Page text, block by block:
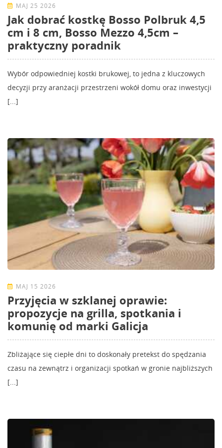
MAJ 25 2026
Jak dobrać kostkę Bosso Polbruk 4,5
cm i 8 cm, Bosso Mezzo 4,5cm –
praktyczny poradnik
Wybór odpowiedniej kostki brukowej, to jedna z kluczowych
decyzji przy aranżacji przestrzeni wokół domu oraz inwestycji
[...]
MAJ 15 2026
Przyjęcia w szklanej oprawie:
propozycje na grilla, spotkania i
komunię od marki Galicja
Zbliżające się ciepłe dni to doskonały pretekst do spędzania
czasu na zewnątrz i organizacji spotkań w gronie najbliższych
[...]